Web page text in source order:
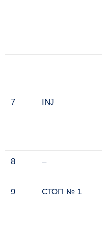
7 INJ
8 –
9 СТОП № 1